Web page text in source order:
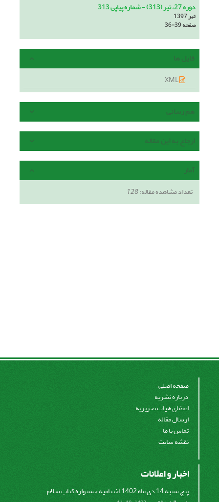
دوره 27، تیر (313) - شماره پیاپی 313
تیر 1397
صفحه36-39
فایل ها
هم رسانی
ارجاع به این مقاله
آمار
تعداد مشاهده مقاله:128
صفحه اصلی
درباره نشریه
اعضای هیات تحریریه
ارسال مقاله
تماس با ما
نقشه سایت
اخبار و اعلانات
پنج شنبه 14 دی ماه 1402 اختتامیه جشنواره کتاب سلام